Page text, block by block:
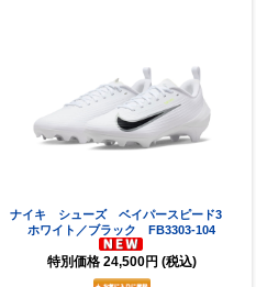
ナイキ シューズ ベイパースピード3
ホワイト／ブラック FB3303-104
特別価格 24,500円 (税込)